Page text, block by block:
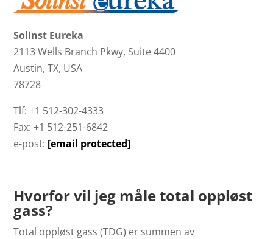
Solinst Eureka
2113 Wells Branch Pkwy, Suite 4400
Austin, TX, USA
78728
Tlf: +1 512-302-4333
Fax: +1 512-251-6842
e-post: [email protected]
Hvorfor vil jeg måle total oppløst
gass?
Total oppløst gass (TDG) er summen av